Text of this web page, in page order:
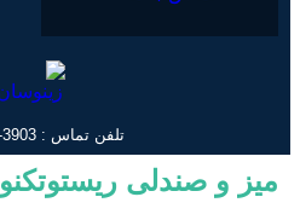
تلفن تماس : 3903-879-0919
میز و صندلی ریستوتکنو